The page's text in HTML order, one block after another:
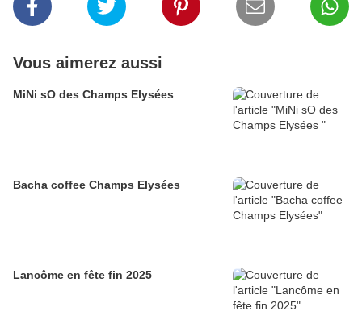
Vous aimerez aussi
MiNi sO des Champs Elysées
Bacha coffee Champs Elysées
Lancôme en fête fin 2025